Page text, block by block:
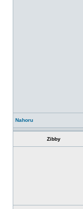
Nahoru
Zibby